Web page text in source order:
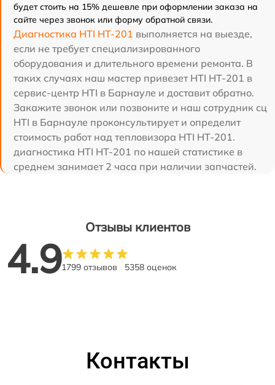
будет стоить на 15% дешевле при оформлении заказа на
сайте через звонок или форму обратной связи.
Диагностика HTI HT-201 выполняется на выезде,
если не требует специализированного
оборудования и длительного времени ремонта. В
таких случаях наш мастер привезет HTI HT-201 в
сервис-центр HTI в Барнауле и доставит обратно.
Закажите звонок или позвоните и наш сотрудник сц
HTI в Барнауле проконсультирует и определит
стоимость работ над тепловизора HTI HT-201.
диагностика HTI HT-201 по нашей статистике в
среднем занимает 2 часа при наличии запчастей.
Отзывы клиентов
4.91799 отзывов 5358 оценок
Контакты